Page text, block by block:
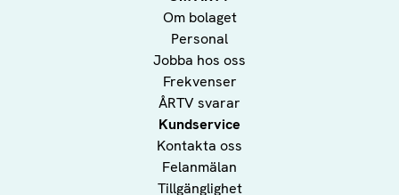
Om bolaget
Personal
Jobba hos oss
Frekvenser
ÅRTV svarar
Kundservice
Kontakta oss
Felanmälan
Tillgänglighet